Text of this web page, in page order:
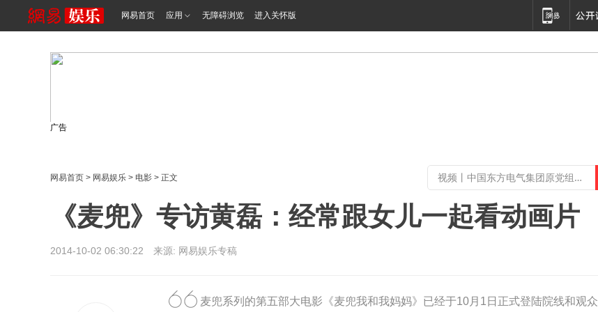
网易首页 应用 无障碍浏览 进入关怀版
广告
网易首页 > 网易娱乐 > 电影 > 正文
《麦兜》专访黄磊：经常跟女儿一起看动画片
2014-10-02 06:30:22 来源: 网易娱乐专稿
麦兜系列的第五部大电影《麦兜我和我妈妈》已经于10月1日正式登陆院线和观众